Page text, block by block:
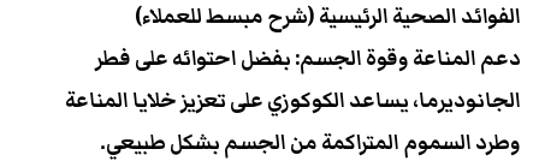
​الفوائد الصحية الرئيسية (شرح مبسط للعملاء)
​دعم المناعة وقوة الجسم: بفضل احتوائه على فطر
الجانوديرما، يساعد الكوكوزي على تعزيز خلايا المناعة
وطرد السموم المتراكمة من الجسم بشكل طبيعي.